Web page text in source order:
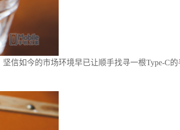
信如今的市场环境早已让顺手找寻一根Type-C的